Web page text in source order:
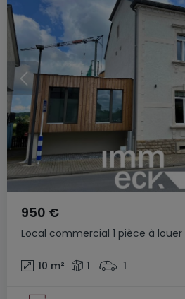
Local commercial 1 pièce à louer
950 €
10 m² 1 1